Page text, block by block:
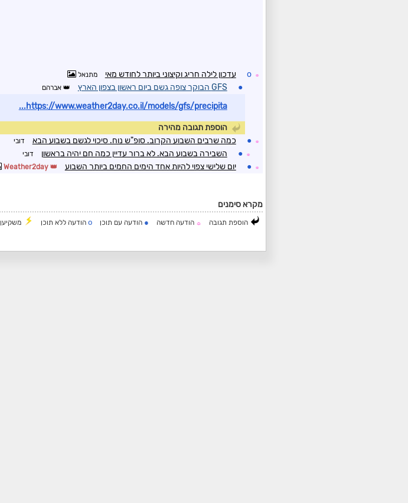
☼
o עדכון לילה חריג וקיצוני ביותר לחודש מאי מתנאל
● GFS הבוקר צופה גשם ביום ראשון בצפון הארץ אברהם
https://www.weather2day.co.il/models/gfs/precipita...
הוספת תגובה מהירה
☼
● כמה שרבים השבוע הקרוב. סופ"ש נוח. סיכוי לגשם בשבוע הבא דובי
☼
● השבירה בשבוע הבא. לא ברור עדיין כמה חם יהיה בראשון דובי
☼
● יום שלישי צפוי להיות אחד הימים החמים ביותר השבוע Weather2day
מקרא סימנים
הוספת תגובה ☼ הודעה חדשה ● הודעה עם תוכן o הודעה ללא תוכן משקיען